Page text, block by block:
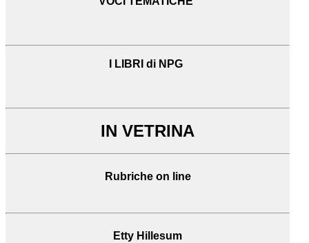
I LIBRI di NPG
IN VETRINA
Rubriche on line
Etty Hillesum